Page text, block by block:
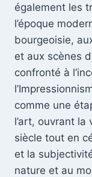
également les
l’époque
bourgeoisie,
et aux scènes
confronté à
comme une
l’art, ouvrant
siècle tout en
et la
nature et au